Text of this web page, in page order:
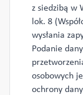
z siedzibą w
lok. 8
wysłania
Podanie
osobowych
ochrony